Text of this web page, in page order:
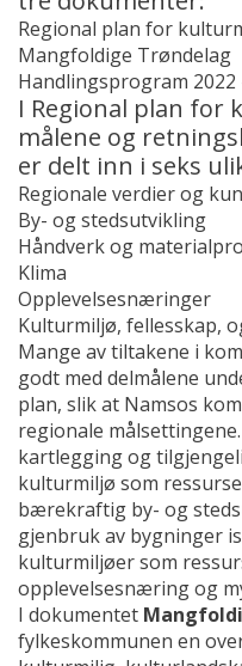
Regional plan for
Mangfoldige Trøndelag
Handlingsprogram 2022
I Regional plan for
målene og
er delt inn i seks
Regionale verdier og
By- og stedsutvikling
Håndverk og
Klima
Opplevelsesnæringer
Kulturmiljø, fellesskap,
Mange av tiltakene i
godt med delmålene
plan, slik at Namsos
regionale
kartlegging og
kulturmiljø som
bærekraftig by- og
gjenbruk av bygninger
kulturmiljøer som
opplevelsesnæring og
I dokumentet
fylkeskommunen en